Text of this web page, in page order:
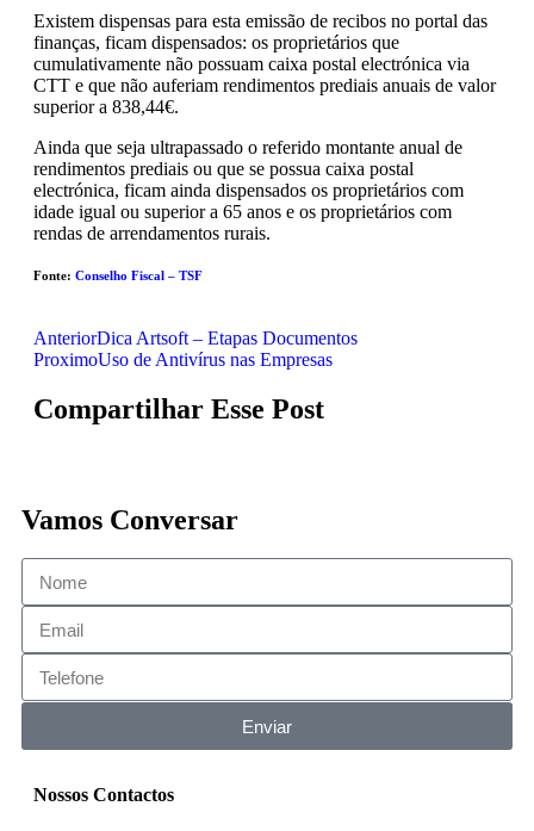
Existem dispensas para esta emissão de recibos no portal das
finanças, ficam dispensados: os proprietários que
cumulativamente não possuam caixa postal electrónica via
CTT e que não auferiam rendimentos prediais anuais de valor
superior a 838,44€.
Ainda que seja ultrapassado o referido montante anual de
rendimentos prediais ou que se possua caixa postal
electrónica, ficam ainda dispensados os proprietários com
idade igual ou superior a 65 anos e os proprietários com
rendas de arrendamentos rurais.
Fonte: Conselho Fiscal – TSF
AnteriorDica Artsoft – Etapas Documentos
ProximoUso de Antivírus nas Empresas
Compartilhar Esse Post
Vamos Conversar
Enviar
Nossos Contactos